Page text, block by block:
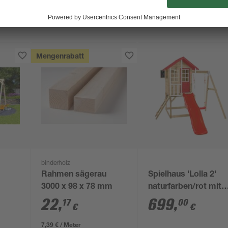
Mengenrabatt
binderholz
Rahmen sägerau
3000 x 98 x 78 mm
22,17€
7,39 € / Meter
Spielhaus 'Lolla 2'
naturfarben/rot mit
Rutsche und
352 x 280 x 224 cm
699,00 €